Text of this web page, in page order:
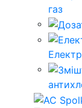
газ